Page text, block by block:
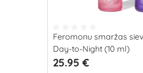
Feromonu smaržas
Day-to-Night (10 ml)
25.95 €